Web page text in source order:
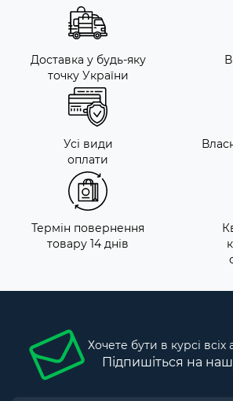
Доставка у будь-яку
точку України
Усі види
оплати
Термін повернення
товару 14 днів
Хочете бути в курсі всіх
Підпишіться на